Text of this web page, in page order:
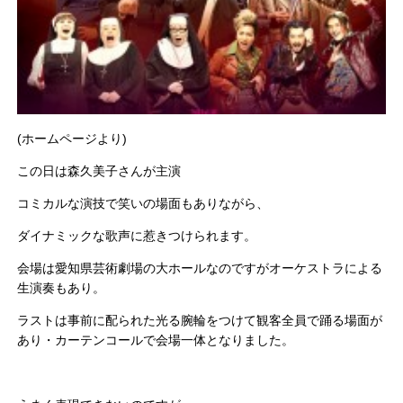
(ホームページより)
この日は森久美子さんが主演
コミカルな演技で笑いの場面もありながら、
ダイナミックな歌声に惹きつけられます。
会場は愛知県芸術劇場の大ホールなのですがオーケストラによる
生演奏もあり。
ラストは事前に配られた光る腕輪をつけて観客全員で踊る場面が
あり・カーテンコールで会場一体となりました。